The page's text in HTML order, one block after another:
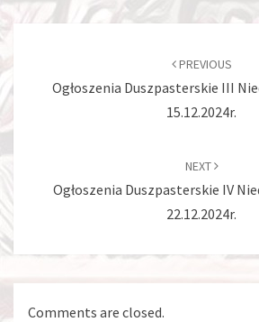
PREVIOUS
Ogłoszenia Duszpasterskie III
15.12.2024r.
NEXT
Ogłoszenia Duszpasterskie IV
22.12.2024r.
Comments are closed.